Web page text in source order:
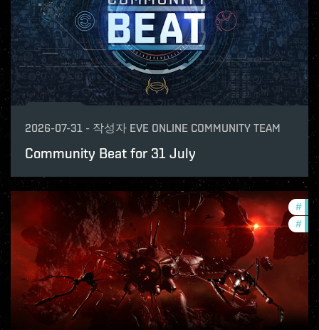
2026-07-31 - 작성자 EVE ONLINE COMMUNITY TEAM
Community Beat for 31 July
#
#